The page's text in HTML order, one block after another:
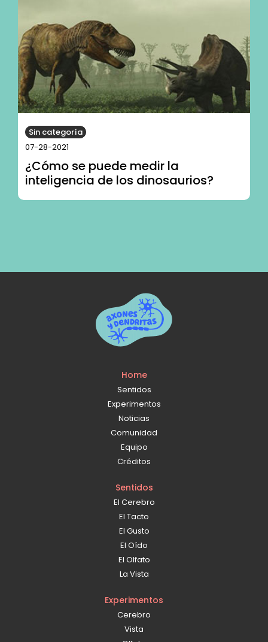
Sin categoría
07-28-2021
¿Cómo se puede medir la
inteligencia de los dinosaurios?
Home
Sentidos
Experimentos
Noticias
Comunidad
Equipo
Créditos
Sentidos
El Cerebro
El Tacto
El Gusto
El Oído
El Olfato
La Vista
Experimentos
Cerebro
Vista